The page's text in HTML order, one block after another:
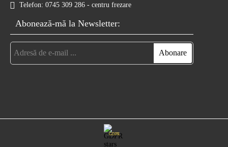
Telefon: 0745 309 286 - centru frezare
Abonează-mă la Newsletter:
GDPR